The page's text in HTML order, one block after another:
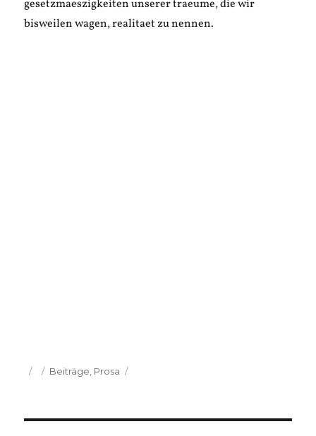
gesetzmaeszigkeiten unserer traeume, die wir
bisweilen wagen, realitaet zu nennen.
Veröffentlicht
Kategorien
Beiträge Prosa